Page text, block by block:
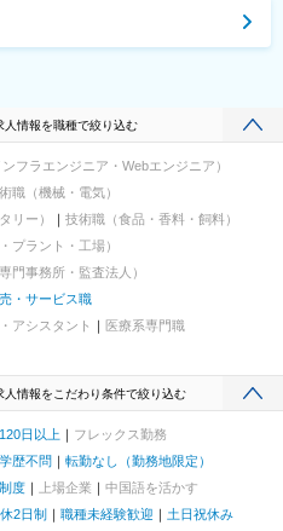
情報を職種で絞り込む
フラエンジニア・Webエンジニア）
職（機械・電気）
リー）
技術職（食品・香料・飼料）
プラント・工場）
門事務所・監査法人）
・サービス職
アシスタント
医療系専門職
情報をこだわり条件で絞り込む
日以上
フレックス勤務
学歴不問
転勤なし（勤務地限定）
度 上場企業
中国語を活かす
2日制 職種未経験歓迎
土日祝休み